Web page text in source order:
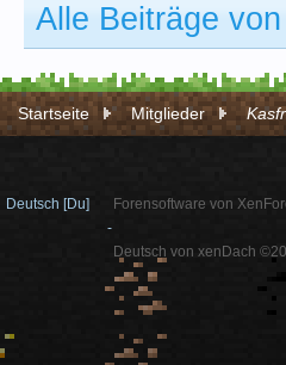
Alle Beiträge
Startseite Mitglieder
Deutsch [Du]
Forensoftware von
-
Deutsch von xenDach